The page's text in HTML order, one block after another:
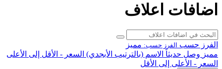
اضافات اعلاف
الفرز حسب الفرز حسب: مميز
مميز وصل حديثاً الاسم (بالترتيب الأبجدي) السعر - الأقل إلى الأعلى
السعر - الأعلى إلى الأقل